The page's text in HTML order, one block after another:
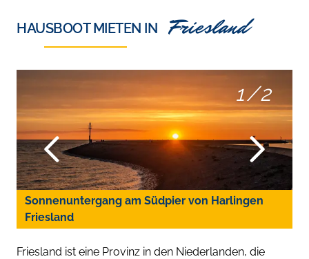
HAUSBOOT MIETEN IN Friesland
1/2
Sonnenuntergang am Südpier von Harlingen
Friesland
Friesland ist eine Provinz in den Niederlanden, die